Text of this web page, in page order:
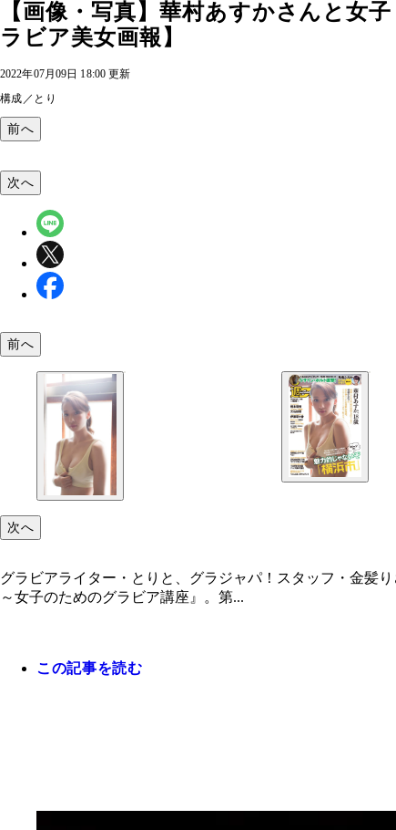
【画像・写真】華村あすかさんと女
ラビア美女画報】
2022年07月09日 18:00 更新
構成／とり
前へ
次へ
前へ
次へ
グラビアライター・とりと、グラジャパ！スタッフ・金髪
～女子のためのグラビア講座』。第...
この記事を読む